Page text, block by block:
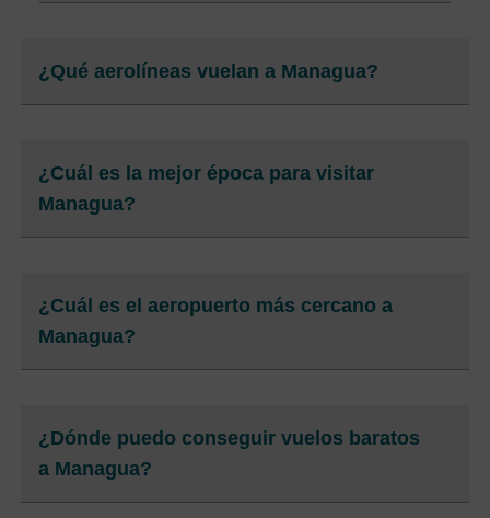
¿Qué aerolíneas vuelan a Managua?
¿Cuál es la mejor época para visitar
Managua?
¿Cuál es el aeropuerto más cercano a
Managua?
¿Dónde puedo conseguir vuelos baratos
a Managua?